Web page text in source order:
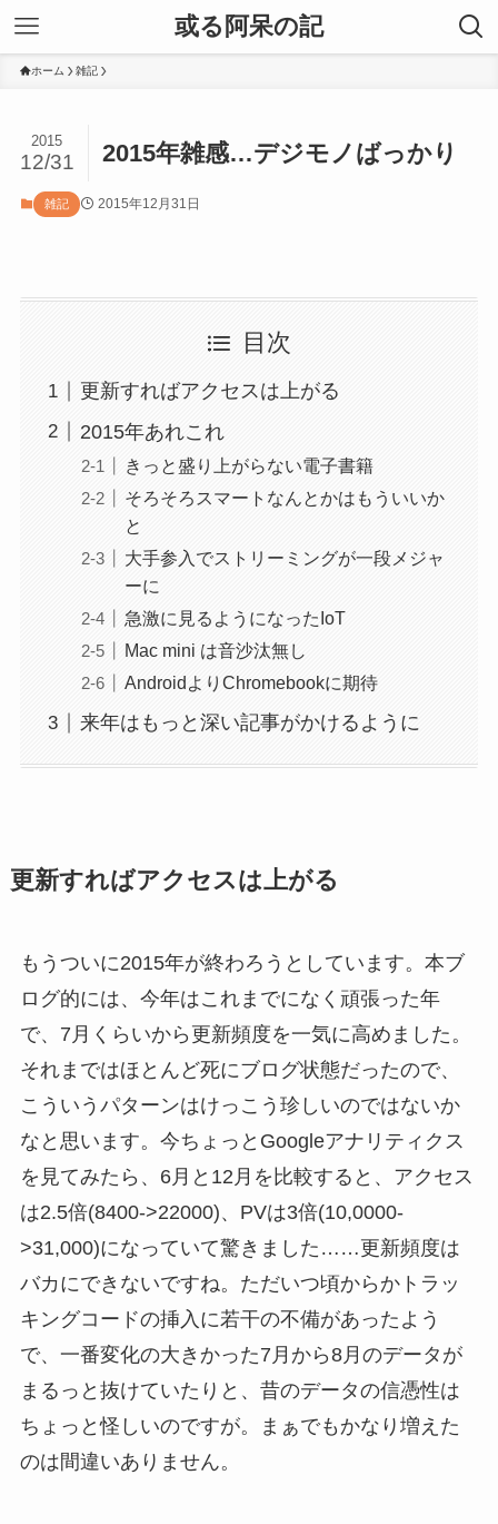
或る阿呆の記
ホーム 雑記
2015年雑感…デジモノばっかり
2015
12/31
雑記 2015年12月31日
目次
更新すればアクセスは上がる
2015年あれこれ
きっと盛り上がらない電子書籍
そろそろスマートなんとかはもういいか
と
大手参入でストリーミングが一段メジャ
ーに
急激に見るようになったIoT
Mac mini は音沙汰無し
AndroidよりChromebookに期待
来年はもっと深い記事がかけるように
更新すればアクセスは上がる
もうついに2015年が終わろうとしています。本ブ
ログ的には、今年はこれまでになく頑張った年
で、7月くらいから更新頻度を一気に高めました。
それまではほとんど死にブログ状態だったので、
こういうパターンはけっこう珍しいのではないか
なと思います。今ちょっとGoogleアナリティクス
を見てみたら、6月と12月を比較すると、アクセス
は2.5倍(8400->22000)、PVは3倍(10,0000-
>31,000)になっていて驚きました……更新頻度は
バカにできないですね。ただいつ頃からかトラッ
キングコードの挿入に若干の不備があったよう
で、一番変化の大きかった7月から8月のデータが
まるっと抜けていたりと、昔のデータの信憑性は
ちょっと怪しいのですが。まぁでもかなり増えた
のは間違いありません。